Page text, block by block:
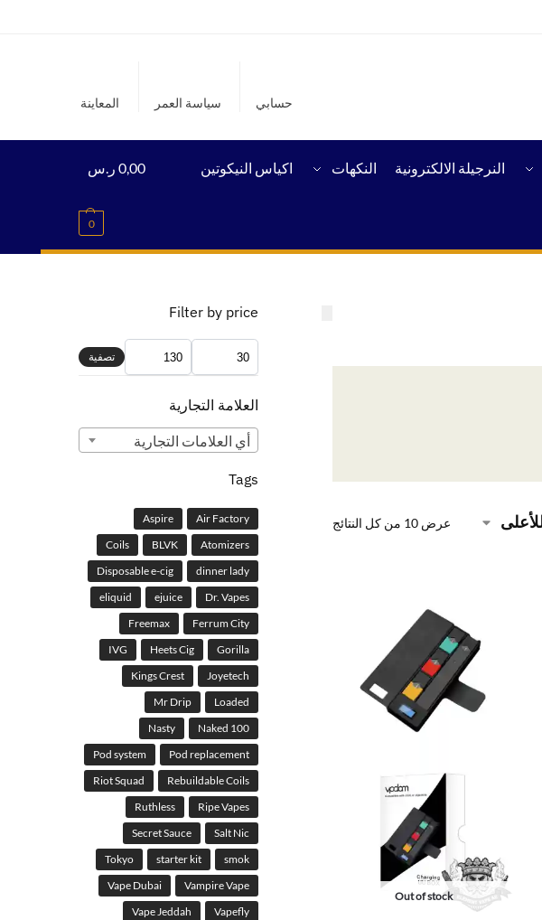
حسابي سياسة العمر المعاينة
النرجيلة الالكترونية النكهات اكياس النيكوتين 0,00 ر.س
0
عرض ⁦10⁩ من كل النتائج
Out of stock
Filter by price
تصفية
العلامة التجارية
أي ‏العلامات التجارية
Tags
Air Factory
Aspire
Atomizers
BLVK
Coils
dinner lady
Disposable e-cig
Dr. Vapes
ejuice
eliquid
Ferrum City
Freemax
Gorilla
Heets Cig
IVG
Joyetech
Kings Crest
Loaded
Mr Drip
Naked 100
Nasty
Pod replacement
Pod system
Rebuildable Coils
Riot Squad
Ripe Vapes
Ruthless
Salt Nic
Secret Sauce
smok
starter kit
Tokyo
Vampire Vape
Vape Dubai
Vapefly
Vape Jeddah